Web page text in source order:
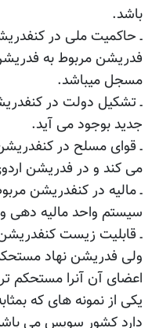
باشد.
ـ حاکمیت ملی در
فدریشن مربوط به
مسجل میباشد.
ـ تشکیل دولت در
جدید بوجود می آید.
ـ قوای مسلح در
می کند و در فدریشن
ـ مالیه در کنفدریشن
سیستم واحد مالیه دهی
ـ قابلیت زیست
ولی فدریشن نهاد
اعضای آن آنرا مستحکم
یکی از نمونه های که
دارد کشور سویس می باشد